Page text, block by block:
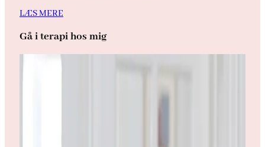
LÆS MERE
Gå i terapi hos mig